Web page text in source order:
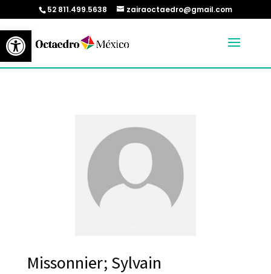
Abrir barra de herramientas
52 811.499.5638 zairaoctaedro@gmail.com
Missonnier; Sylvain